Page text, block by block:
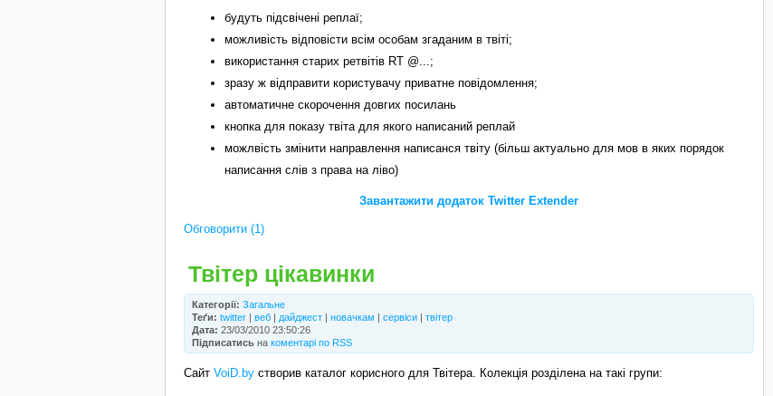
будуть підсвічені реплаї;
можливість відповісти всім особам згаданим в твіті;
використання старих ретвітів RT @...;
зразу ж відправити користувачу приватне повідомлення;
автоматичне скорочення довгих посилань
кнопка для показу твіта для якого написаний реплай
можлвість змінити направлення написанся твіту (більш актуально для мов в яких порядок
написання слів з права на ліво)
Завантажити додаток Twitter Extender
Обговорити (1)
Твітер цікавинки
Категорії: Загальне
Теґи: twitter | веб | дайджест | новачкам | сервіси | твітер
Дата: 23/03/2010 23:50:26
Підписатись на коментарі по RSS
Сайт VoiD.by створив каталог корисного для Твітера. Колекція розділена на такі групи: